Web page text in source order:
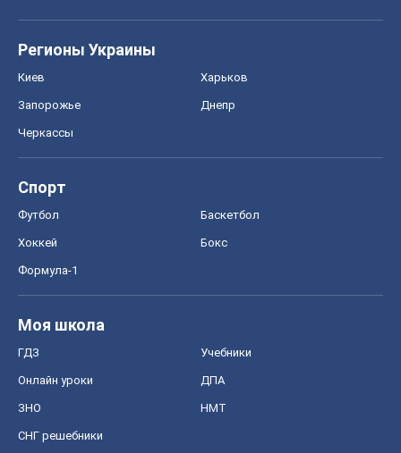
Регионы Украины
Киев Харьков
Запорожье Днепр
Черкассы
Спорт
Футбол Баскетбол
Хоккей Бокс
Формула-1
Моя школа
ГДЗ Учебники
Онлайн уроки ДПА
ЗНО НМТ
СНГ решебники